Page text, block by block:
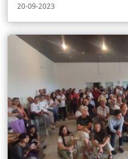
20-09-2023